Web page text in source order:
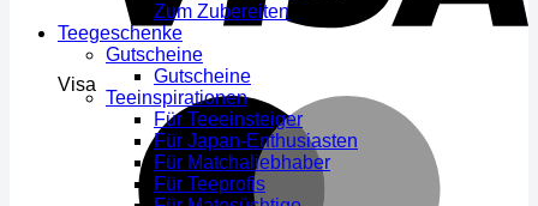
Visa
Zum Zubereiten
Teegeschenke
Gutscheine
Gutscheine
Teeinspirationen
Für Teeeinsteiger
Für Japan-Enthusiasten
Für Matchaliebhaber
Für Teeprofis